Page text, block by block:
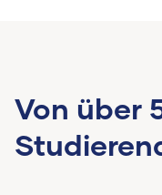
Von über